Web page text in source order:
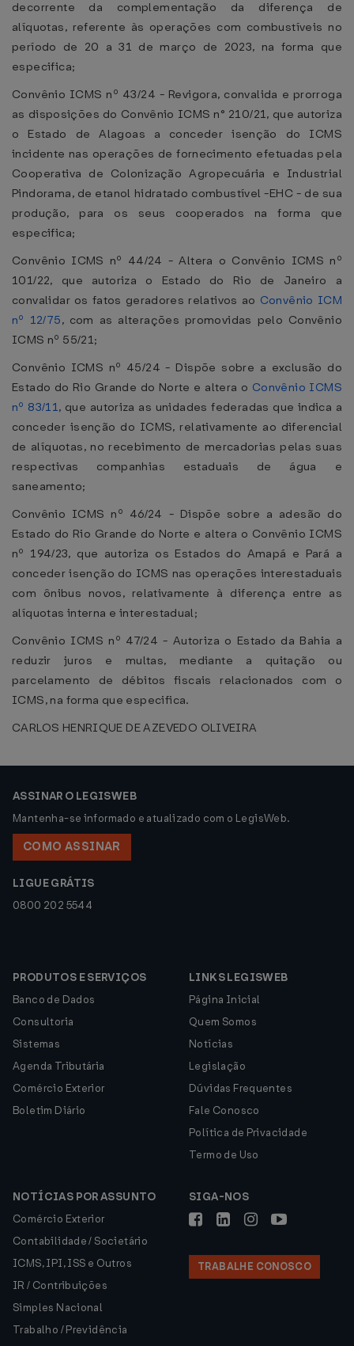
decorrente da complementação da diferença de
alíquotas, referente às operações com combustíveis no
período de 20 a 31 de março de 2023, na forma que
especifica;
Convênio ICMS nº 43/24 - Revigora, convalida e prorroga
as disposições do Convênio ICMS n° 210/21, que autoriza
o Estado de Alagoas a conceder isenção do ICMS
incidente nas operações de fornecimento efetuadas pela
Cooperativa de Colonização Agropecuária e Industrial
Pindorama, de etanol hidratado combustível -EHC - de sua
produção, para os seus cooperados na forma que
especifica;
Convênio ICMS nº 44/24 - Altera o Convênio ICMS nº
101/22, que autoriza o Estado do Rio de Janeiro a
convalidar os fatos geradores relativos ao Convênio ICM
nº 12/75, com as alterações promovidas pelo Convênio
ICMS nº 55/21;
Convênio ICMS nº 45/24 - Dispõe sobre a exclusão do
Estado do Rio Grande do Norte e altera o Convênio ICMS
nº 83/11, que autoriza as unidades federadas que indica a
conceder isenção do ICMS, relativamente ao diferencial
de alíquotas, no recebimento de mercadorias pelas suas
respectivas companhias estaduais de água e
saneamento;
Convênio ICMS nº 46/24 - Dispõe sobre a adesão do
Estado do Rio Grande do Norte e altera o Convênio ICMS
nº 194/23, que autoriza os Estados do Amapá e Pará a
conceder isenção do ICMS nas operações interestaduais
com ônibus novos, relativamente à diferença entre as
alíquotas interna e interestadual;
Convênio ICMS nº 47/24 - Autoriza o Estado da Bahia a
reduzir juros e multas, mediante a quitação ou
parcelamento de débitos fiscais relacionados com o
ICMS, na forma que especifica.
CARLOS HENRIQUE DE AZEVEDO OLIVEIRA
ASSINAR O LEGISWEB
Mantenha-se informado e atualizado com o LegisWeb.
COMO ASSINAR
LIGUE GRÁTIS
0800 202 5544
PRODUTOS E SERVIÇOS
Banco de Dados
Consultoria
Sistemas
Agenda Tributária
Comércio Exterior
Boletim Diário
LINKS LEGISWEB
Página Inicial
Quem Somos
Notícias
Legislação
Dúvidas Frequentes
Fale Conosco
Política de Privacidade
Termo de Uso
NOTÍCIAS POR ASSUNTO
Comércio Exterior
Contabilidade / Societário
ICMS, IPI, ISS e Outros
IR / Contribuições
Simples Nacional
Trabalho / Previdência
SIGA-NOS
TRABALHE CONOSCO